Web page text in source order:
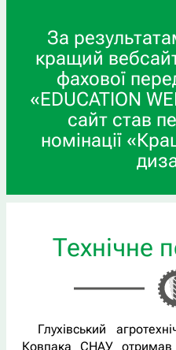
За
кращий
фахової
«EDUCATION
сайт став
номінації
Технічне
Глухівський
Ковпака СНАУ отримав